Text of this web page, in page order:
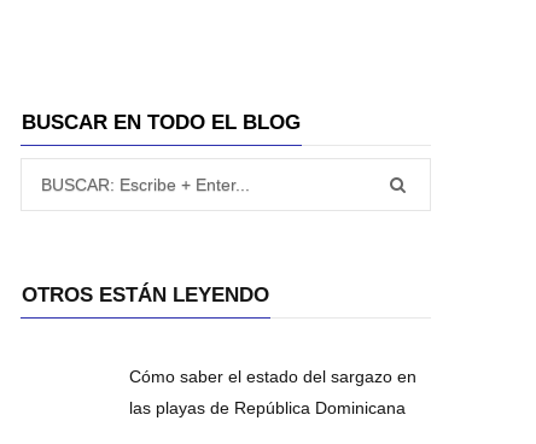
BUSCAR EN TODO EL BLOG
OTROS ESTÁN LEYENDO
Cómo saber el estado del sargazo en
las playas de República Dominicana